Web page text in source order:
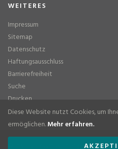
WEITERES
Impressum
Sitemap
Datenschutz
Haftungsausschluss
Barrierefreiheit
Suche
Drucken
© Institut Raum & Energie
Diese Website nutzt Cookies, um
ermöglichen.Mehr erfahren.